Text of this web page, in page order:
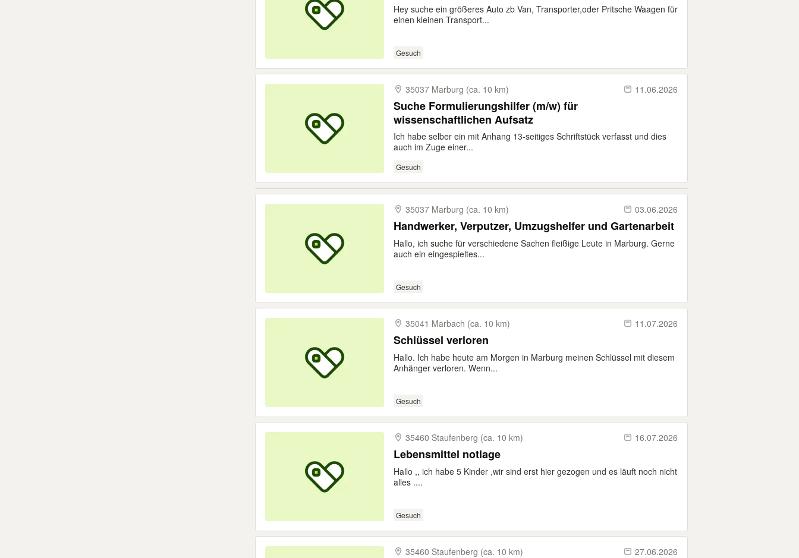
Hey suche ein größeres Auto zb Van, Transporter,oder Pritsche Waagen für
einen kleinen Transport...
Gesuch
35037 Marburg (ca. 10 km) 11.06.2026
Suche Formulierungshilfer (m/w) für
wissenschaftlichen Aufsatz
Ich habe selber ein mit Anhang 13-seitiges Schriftstück verfasst und dies
auch im Zuge einer...
Gesuch
35037 Marburg (ca. 10 km) 03.06.2026
Handwerker, Verputzer, Umzugshelfer und Gartenarbeit
Hallo, ich suche für verschiedene Sachen fleißige Leute in Marburg. Gerne
auch ein eingespieltes...
Gesuch
35041 Marbach (ca. 10 km) 11.07.2026
Schlüssel verloren
Hallo. Ich habe heute am Morgen in Marburg meinen Schlüssel mit diesem
Anhänger verloren. Wenn...
Gesuch
35460 Staufenberg (ca. 10 km) 16.07.2026
Lebensmittel notlage
Hallo ,, ich habe 5 Kinder ,wir sind erst hier gezogen und es läuft noch nicht
alles ....
Gesuch
35460 Staufenberg (ca. 10 km) 27.06.2026